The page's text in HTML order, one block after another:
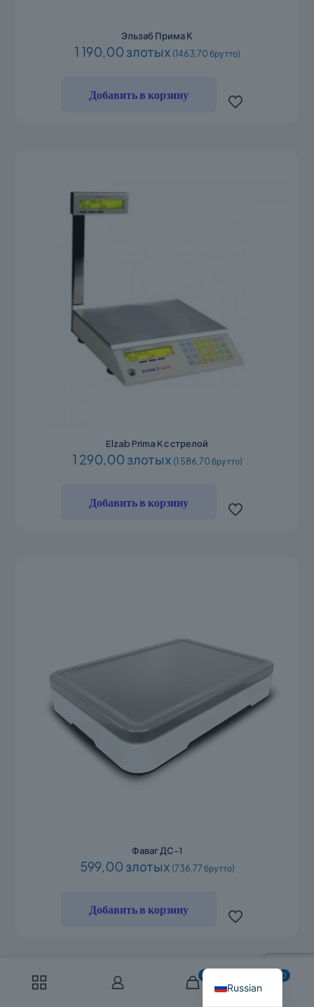
Эльзаб Прима К
1 190,00 злотых (1463,70 брутто)
Добавить в корзину
Elzab Prima K с стрелой
1 290,00 злотых (1 586,70 брутто)
Добавить в корзину
Фаваг ДС-1
599,00 злотых (736,77 брутто)
Добавить в корзину
0 0
Russian